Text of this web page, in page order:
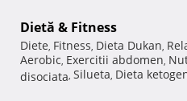
Dietă & Fitness
Diete, Fitness, Dieta Dukan,
Aerobic, Exercitii abdomen,
disociata, Silueta, Dieta